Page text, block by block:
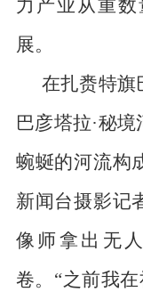
力产业从重
展。
在扎赉特旗
巴彦塔拉·秘境
蜿蜒的河流构
新闻台摄影记
像师拿出无
卷。“之前我在